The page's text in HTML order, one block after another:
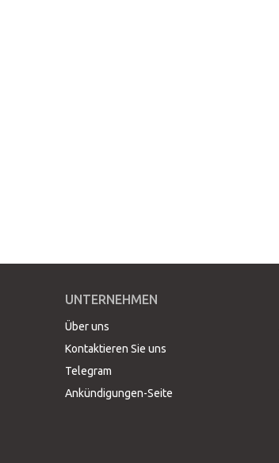
UNTERNEHMEN
Über uns
Kontaktieren Sie uns
Telegram
Ankündigungen-Seite